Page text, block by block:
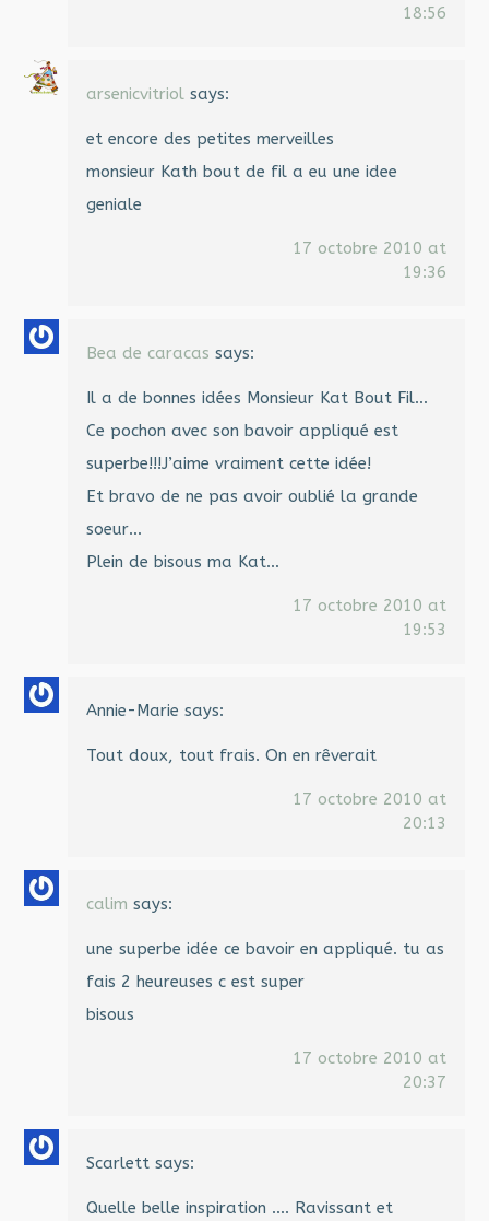
18:56
arsenicvitriol says:
et encore des petites merveilles
monsieur Kath bout de fil a eu une idee
geniale
17 octobre 2010 at
19:36
Bea de caracas says:
Il a de bonnes idées Monsieur Kat Bout Fil…
Ce pochon avec son bavoir appliqué est
superbe!!!J’aime vraiment cette idée!
Et bravo de ne pas avoir oublié la grande
soeur…
Plein de bisous ma Kat…
17 octobre 2010 at
19:53
Annie-Marie says:
Tout doux, tout frais. On en rêverait
17 octobre 2010 at
20:13
calim says:
une superbe idée ce bavoir en appliqué. tu as
fais 2 heureuses c est super
bisous
17 octobre 2010 at
20:37
Scarlett says:
Quelle belle inspiration …. Ravissant et